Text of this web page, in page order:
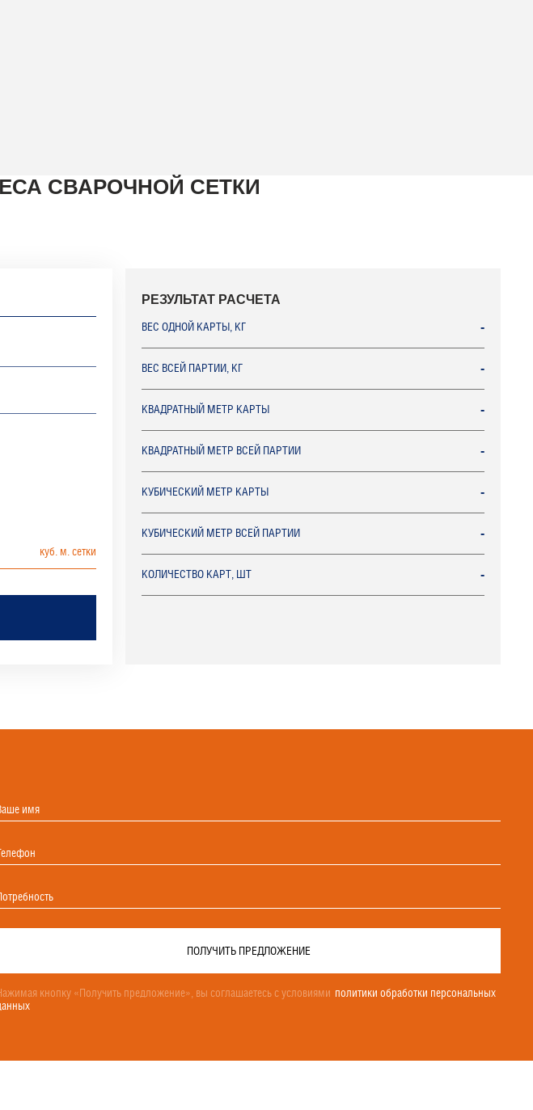
СВАРОЧНОЙ СЕТКИ
РЕЗУЛЬТАТ РАСЧЕТА
ВЕС ОДНОЙ КАРТЫ, КГ -
ВЕС ВСЕЙ ПАРТИИ, КГ -
КВАДРАТНЫЙ МЕТР КАРТЫ -
КВАДРАТНЫЙ МЕТР ВСЕЙ ПАРТИИ -
КУБИЧЕСКИЙ МЕТР КАРТЫ -
КУБИЧЕСКИЙ МЕТР ВСЕЙ ПАРТИИ -
КОЛИЧЕСТВО КАРТ, ШТ -
имя
ПОЛУЧИТЬ ПРЕДЛОЖЕНИЕ
кнопку «Получить предложение», вы соглашаетесь с условиями политики обработки персональных